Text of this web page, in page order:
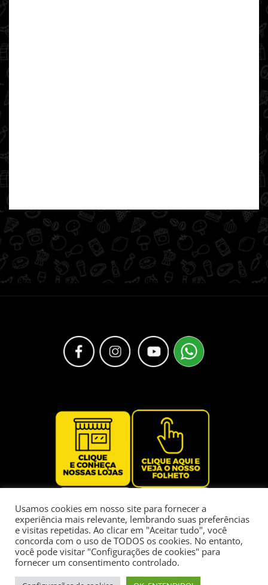
Usamos cookies em nosso site para fornecer a
experiência mais relevante, lembrando suas preferências
e visitas repetidas. Ao clicar em "Aceitar tudo", você
concorda com o uso de TODOS os cookies. No entanto,
você pode visitar "Configurações de cookies" para
fornecer um consentimento controlado.